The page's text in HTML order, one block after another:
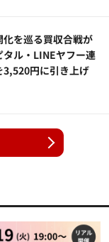
を巡る買収合戦が
ル・LINEヤフー連
3,520円に引き上げ